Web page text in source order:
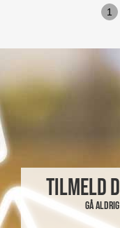
1
Tilmeld
Gå